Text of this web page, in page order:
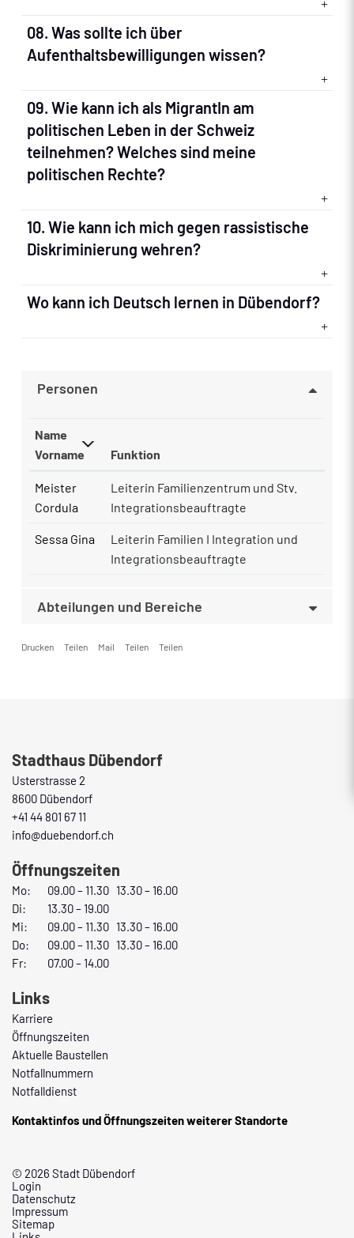
08. Was sollte ich über
Aufenthaltsbewilligungen wissen?
09. Wie kann ich als MigrantIn am
politischen Leben in der Schweiz
teilnehmen? Welches sind meine
politischen Rechte?
10. Wie kann ich mich gegen rassistische
Diskriminierung wehren?
Wo kann ich Deutsch lernen in Dübendorf?
Personen
Name
Vorname
Funktion
Meister
Cordula
Leiterin Familienzentrum und Stv.
Integrationsbeauftragte
Sessa Gina
Leiterin Familien I Integration und
Integrationsbeauftragte
Abteilungen und Bereiche
Drucken Teilen Mail Teilen Teilen
Stadthaus Dübendorf
Usterstrasse 2
8600 Dübendorf
+41 44 801 67 11
info@duebendorf.ch
Öffnungszeiten
Mo:
09.00 – 11.30 13.30 – 16.00
Di:
13.30 – 19.00
Mi:
09.00 – 11.30 13.30 – 16.00
Do:
09.00 – 11.30 13.30 – 16.00
Fr:
07.00 – 14.00
Links
Karriere
Öffnungszeiten
Aktuelle Baustellen
Notfallnummern
Notfalldienst
Kontaktinfos und Öffnungszeiten weiterer Standorte
© 2026 Stadt Dübendorf
Login
Datenschutz
Impressum
Sitemap